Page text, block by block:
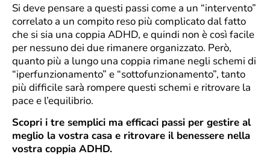
Si deve pensare a questi passi come a un “intervento”
correlato a un compito reso più complicato dal fatto
che si sia una coppia ADHD, e quindi non è così facile
per nessuno dei due rimanere organizzato. Però,
quanto più a lungo una coppia rimane negli schemi di
“iperfunzionamento” e “sottofunzionamento”, tanto
più difficile sarà rompere questi schemi e ritrovare la
pace e l’equilibrio.
Scopri i tre semplici ma efficaci passi per gestire al
meglio la vostra casa e ritrovare il benessere nella
vostra coppia ADHD.